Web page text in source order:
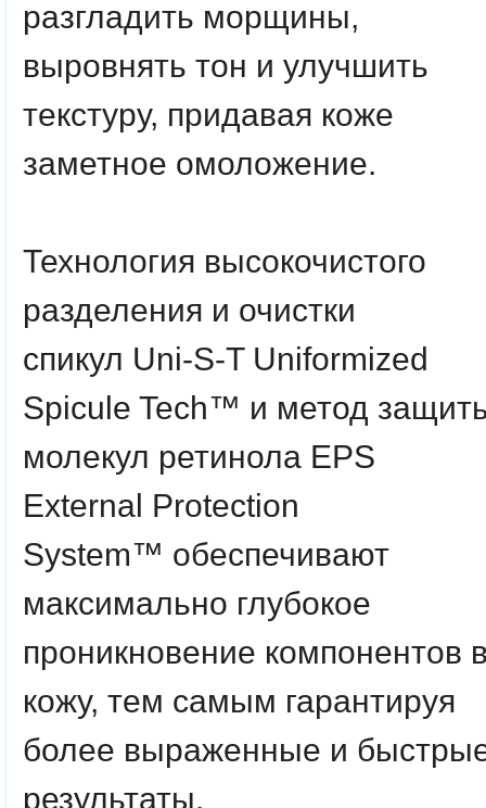
разгладить морщины,
выровнять тон и улучшить
текстуру, придавая коже
заметное омоложение.
Технология высокочистого
разделения и очистки
спикул Uni-S-T Uniformized
Spicule Tech™ и метод
молекул ретинола EPS
External Protection
System™ обеспечивают
максимально глубокое
проникновение компонентов
кожу, тем самым гарантируя
более выраженные и
результаты.